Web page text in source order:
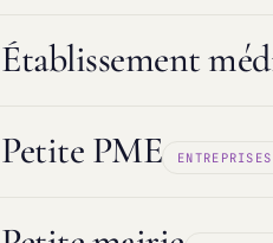
Établissement
Logiciel ESMS & DUI Protection
Petite PME